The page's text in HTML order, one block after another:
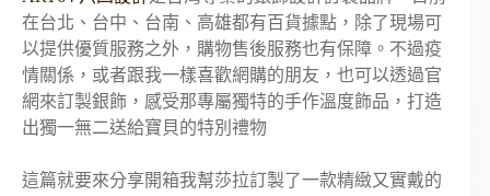
在台北、台中、台南、高雄都有百貨據點，除了現場可
以提供優質服務之外，購物售後服務也有保障。不過疫
情關係，或者跟我一樣喜歡網購的朋友，也可以透過官
網來訂製銀飾，感受那專屬獨特的手作溫度飾品，打造
出獨一無二送給寶貝的特別禮物
這篇就要來分享開箱我幫莎拉訂製了一款精緻又實戴的